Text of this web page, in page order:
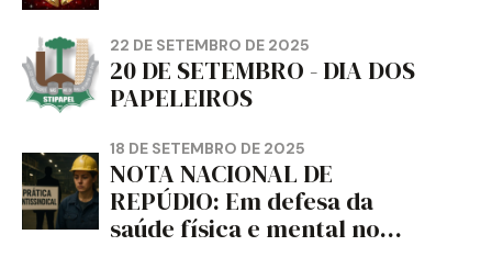
22 DE SETEMBRO DE 2025
20 DE SETEMBRO - DIA DOS
PAPELEIROS
18 DE SETEMBRO DE 2025
NOTA NACIONAL DE
REPÚDIO: Em defesa da
saúde física e mental no